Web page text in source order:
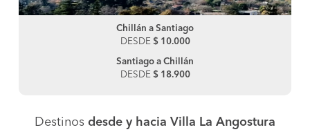
Chillán a Santiago
DESDE $ 10.000
Santiago a Chillán
DESDE $ 18.900
Destinos desde y hacia Villa La Angostura